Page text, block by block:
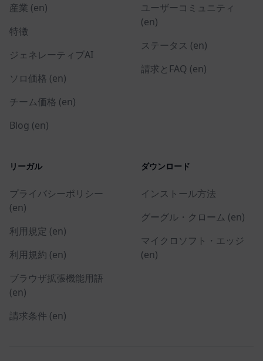
産業 (en)
特徴
ジェネレーティブAI
ソロ価格 (en)
チーム価格 (en)
Blog (en)
ユーザーコミュニティ
(en)
ステータス (en)
請求とFAQ (en)
リーガル
プライバシーポリシー
(en)
利用規定 (en)
利用規約 (en)
ブラウザ拡張機能用語
(en)
請求条件 (en)
ダウンロード
インストール方法
グーグル・クローム (en)
マイクロソフト・エッジ
(en)